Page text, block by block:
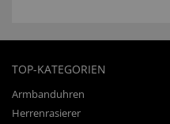
TOP-KATEGORIEN
Armbanduhren
Herrenrasierer